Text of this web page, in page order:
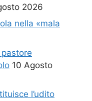
2026
nella «mala
10 Agosto
l’udito